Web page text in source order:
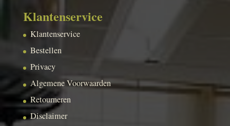
Klantenservice
Klantenservice
Bestellen
Privacy
Algemene Voorwaarden
Retourneren
Disclaimer